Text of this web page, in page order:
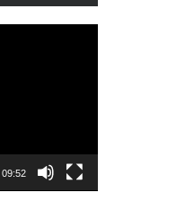
vídeo
09:52